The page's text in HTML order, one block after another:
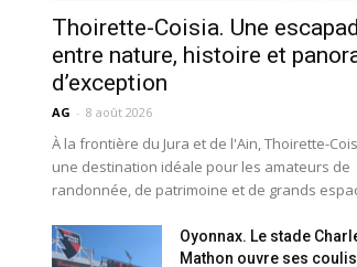
Thoirette-Coisia. Une
entre nature, histoire et
d’exception
AG - 8 août 2026
À la frontière du Jura et de l'Ain, Thoirette-
une destination idéale pour les amateurs de
randonnée, de patrimoine et de grands
Oyonnax. Le stade
Mathon ouvre ses